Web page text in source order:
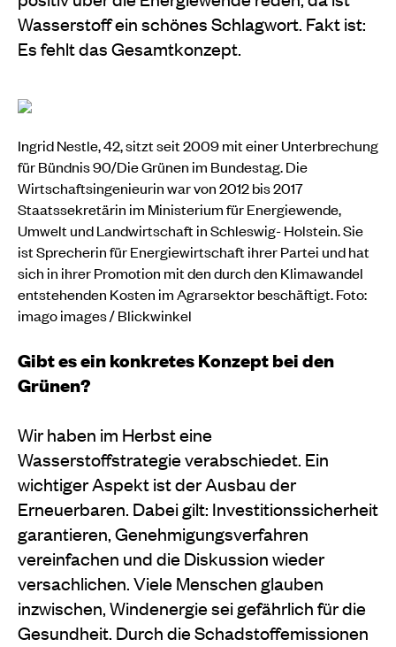
Wasserstoff ein schönes Schlagwort. Fakt ist:
Es fehlt das Gesamtkonzept.
Ingrid Nestle, 42, sitzt seit 2009 mit einer Unterbrechung
für Bündnis 90/Die Grünen im Bundestag. Die
Wirtschaftsingenieurin war von 2012 bis 2017
Staatssekretärin im Ministerium für Energiewende,
Umwelt und Landwirtschaft in Schleswig- Holstein. Sie
ist Sprecherin für Energiewirtschaft ihrer Partei und hat
sich in ihrer Promotion mit den durch den Klimawandel
entstehenden Kosten im Agrarsektor beschäftigt. Foto:
imago images / Blickwinkel
Gibt es ein konkretes Konzept bei den
Grünen?
Wir haben im Herbst eine
Wasserstoffstrategie verabschiedet. Ein
wichtiger Aspekt ist der Ausbau der
Erneuerbaren. Dabei gilt: Investitionssicherheit
garantieren, Genehmigungsverfahren
vereinfachen und die Diskussion wieder
versachlichen. Viele Menschen glauben
inzwischen, Windenergie sei gefährlich für die
Gesundheit. Durch die Schadstoffemissionen